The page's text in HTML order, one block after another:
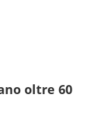
oltre 60